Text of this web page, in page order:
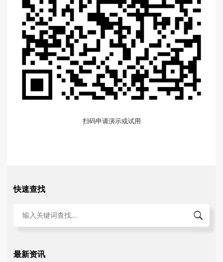
扫码申请演示或试用
快速查找
最新资讯